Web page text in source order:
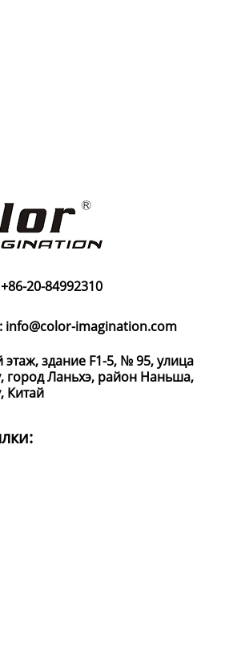
20-84992310
info@color-imagination.com
этаж, здание F1-5, № 95, улица
город Ланьхэ, район Наньша,
Китай